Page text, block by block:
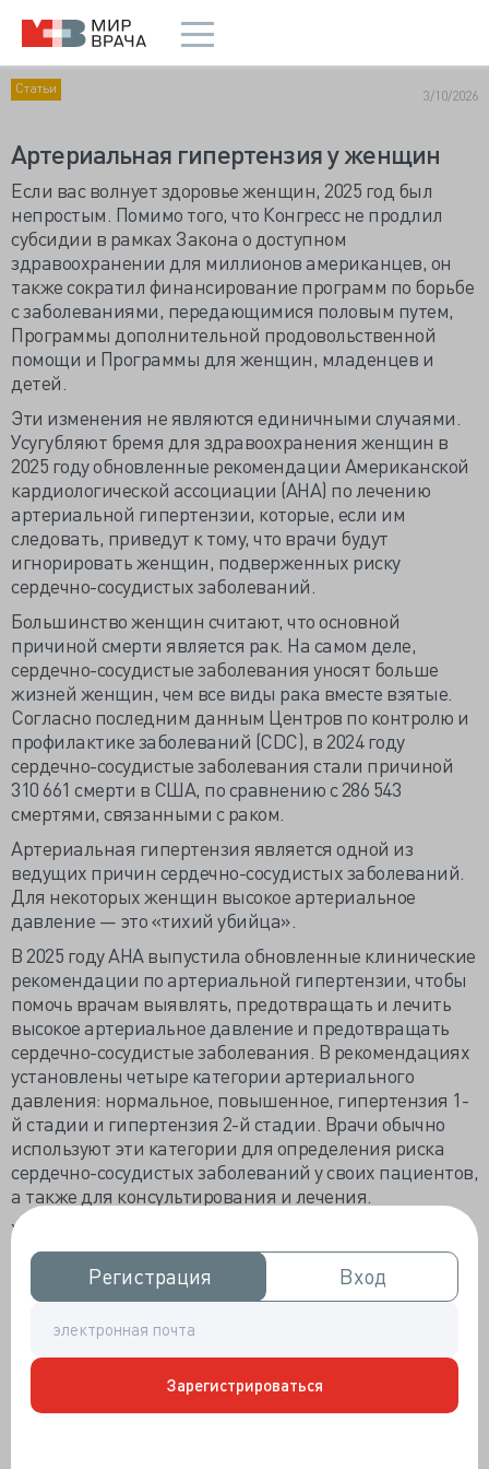
Регистрация
Регистрация Вход
Вход
Зарегистрироваться
Статьи 3/10/2026
Артериальная гипертензия у женщин
Если вас волнует здоровье женщин, 2025 год был
непростым. Помимо того, что Конгресс не продлил
субсидии в рамках Закона о доступном
здравоохранении для миллионов американцев, он
также сократил финансирование программ по борьбе
с заболеваниями, передающимися половым путем,
Программы дополнительной продовольственной
помощи и Программы для женщин, младенцев и
детей.
Эти изменения не являются единичными случаями.
Усугубляют бремя для здравоохранения женщин в
2025 году обновленные рекомендации Американской
кардиологической ассоциации (AHA) по лечению
артериальной гипертензии, которые, если им
следовать, приведут к тому, что врачи будут
игнорировать женщин, подверженных риску
сердечно-сосудистых заболеваний.
Большинство женщин считают, что основной
причиной смерти является рак. На самом деле,
сердечно-сосудистые заболевания уносят больше
жизней женщин, чем все виды рака вместе взятые.
Согласно последним данным Центров по контролю и
профилактике заболеваний (CDC), в 2024 году
сердечно-сосудистые заболевания стали причиной
310 661 смерти в США, по сравнению с 286 543
смертями, связанными с раком.
Артериальная гипертензия является одной из
ведущих причин сердечно-сосудистых заболеваний.
Для некоторых женщин высокое артериальное
давление — это «тихий убийца».
В 2025 году AHA выпустила обновленные клинические
рекомендации по артериальной гипертензии, чтобы
помочь врачам выявлять, предотвращать и лечить
высокое артериальное давление и предотвращать
сердечно-сосудистые заболевания. В рекомендациях
установлены четыре категории артериального
давления: нормальное, повышенное, гипертензия 1-
й стадии и гипертензия 2-й стадии. Врачи обычно
используют эти категории для определения риска
сердечно-сосудистых заболеваний у своих пациентов,
а также для консультирования и лечения.
Хотя существуют измеримые различия между порогом
риска гипертензии для женщин и мужчин, и хотя
авторы рекомендаций AHA рассмотрели эти
различия, они остановились на одних и тех же
категориях риска и рекомендациях по лечению для
различия в расе и этнической принадлежности
влияют на риск развития гипертензии у пациентов.)